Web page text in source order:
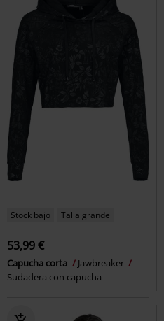
Stock bajo Talla grande
53,99 €
Capucha corta
Jawbreaker
Sudadera con capucha